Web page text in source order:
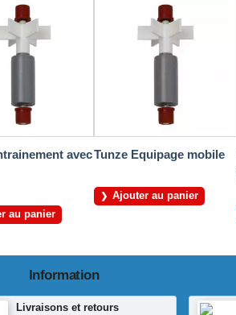
avec
au panier
Tunze Equipage mobile
Ajouter au panier
Information
Livraisons et retours